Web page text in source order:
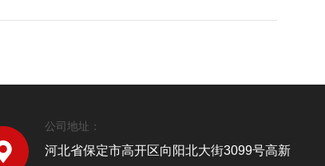
公司地址：
河北省保定市高开区向阳北大街3099号高新